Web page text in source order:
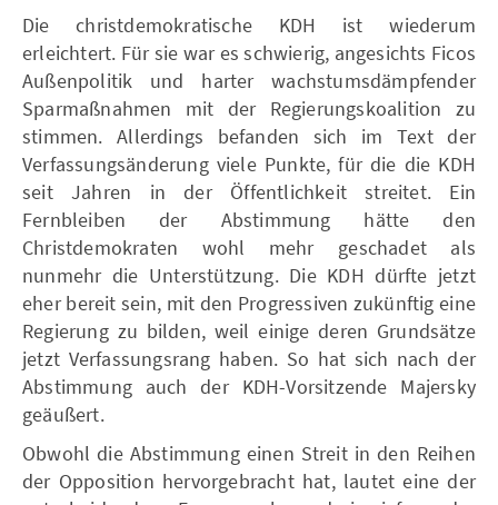
Die christdemokratische KDH ist wiederum
erleichtert. Für sie war es schwierig, angesichts Ficos
Außenpolitik und harter wachstumsdämpfender
Sparmaßnahmen mit der Regierungskoalition zu
stimmen. Allerdings befanden sich im Text der
Verfassungsänderung viele Punkte, für die die KDH
seit Jahren in der Öffentlichkeit streitet. Ein
Fernbleiben der Abstimmung hätte den
Christdemokraten wohl mehr geschadet als
nunmehr die Unterstützung. Die KDH dürfte jetzt
eher bereit sein, mit den Progressiven zukünftig eine
Regierung zu bilden, weil einige deren Grundsätze
jetzt Verfassungsrang haben. So hat sich nach der
Abstimmung auch der KDH-Vorsitzende Majersky
geäußert.
Obwohl die Abstimmung einen Streit in den Reihen
der Opposition hervorgebracht hat, lautet eine der